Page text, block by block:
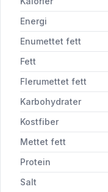
Energi
Enumettet fett
Fett
Flerumettet fett
Karbohydrater
Kostfiber
Mettet fett
Protein
Salt